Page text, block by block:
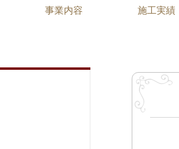
事業内容 施工実績